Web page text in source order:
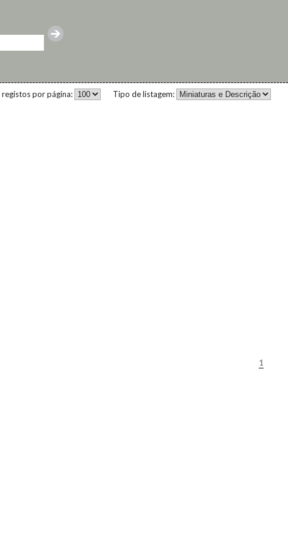
Tipo de listagem:
registos por página:
1